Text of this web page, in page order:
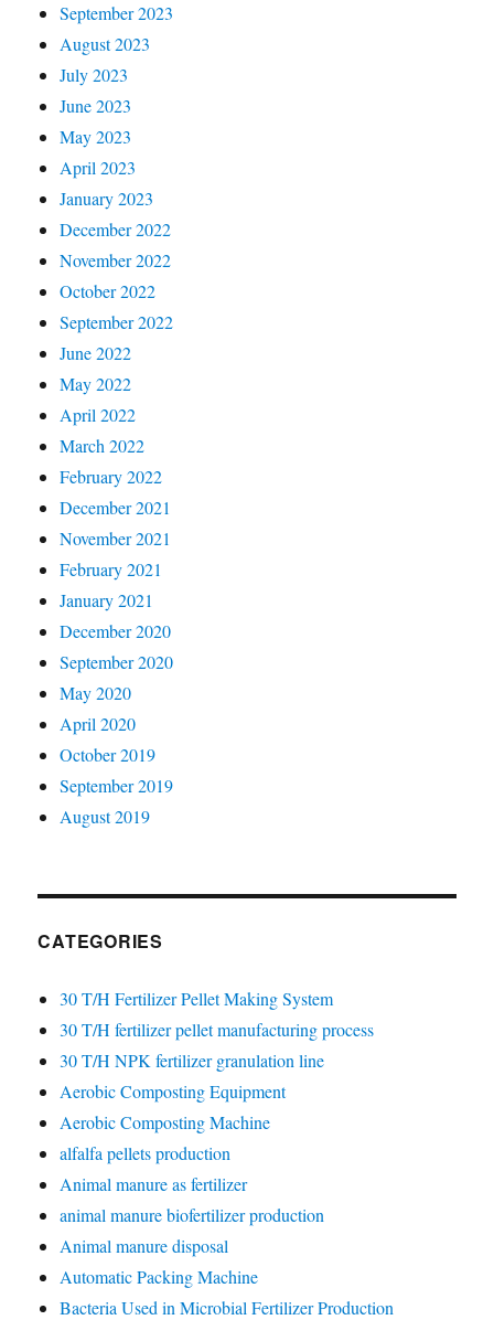
September 2023
August 2023
July 2023
June 2023
May 2023
April 2023
January 2023
December 2022
November 2022
October 2022
September 2022
June 2022
May 2022
April 2022
March 2022
February 2022
December 2021
November 2021
February 2021
January 2021
December 2020
September 2020
May 2020
April 2020
October 2019
September 2019
August 2019
CATEGORIES
30 T/H Fertilizer Pellet Making System
30 T/H fertilizer pellet manufacturing process
30 T/H NPK fertilizer granulation line
Aerobic Composting Equipment
Aerobic Composting Machine
alfalfa pellets production
Animal manure as fertilizer
animal manure biofertilizer production
Animal manure disposal
Automatic Packing Machine
Bacteria Used in Microbial Fertilizer Production